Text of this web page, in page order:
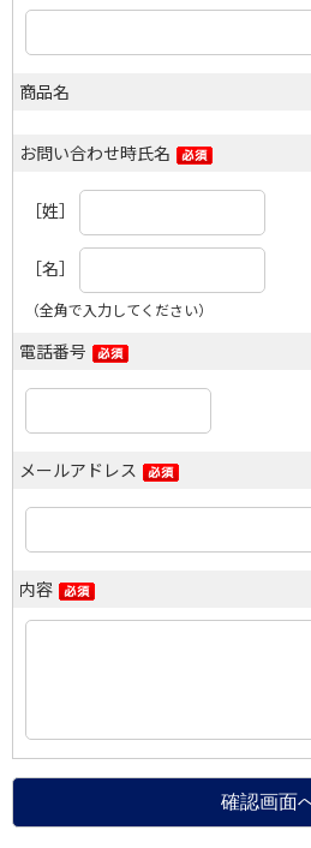
商品名
お問い合わせ時氏名
［姓］
［名］
（全角で入力してください）
電話番号
メールアドレス
内容